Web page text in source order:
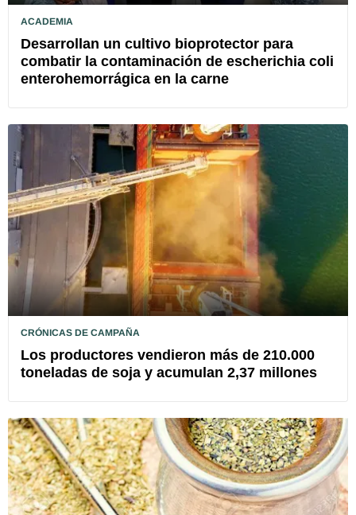
ACADEMIA
Desarrollan un cultivo bioprotector para
combatir la contaminación de escherichia coli
enterohemorrágica en la carne
CRÓNICAS DE CAMPAÑA
Los productores vendieron más de 210.000
toneladas de soja y acumulan 2,37 millones